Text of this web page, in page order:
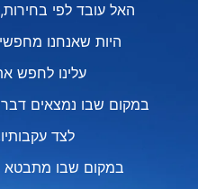
האל עובד לפי
היות שאנחנו
עלינו לחפש
במקום שבו נמצאים
לצד
במקום שבו מתבטא